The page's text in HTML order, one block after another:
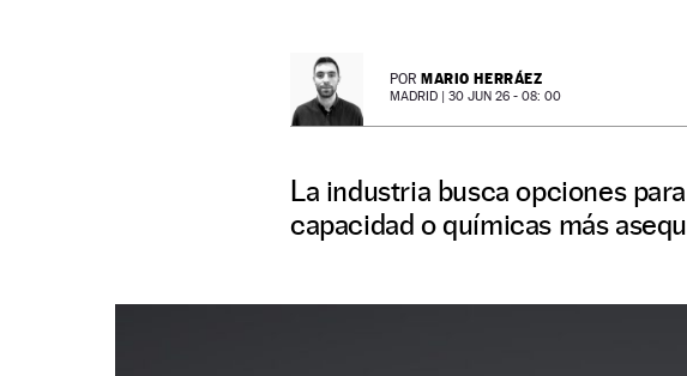
POR MARIO HERRÁEZ
MADRID | 30 JUN 26 - 08: 00
La industria busca opciones
capacidad o químicas más